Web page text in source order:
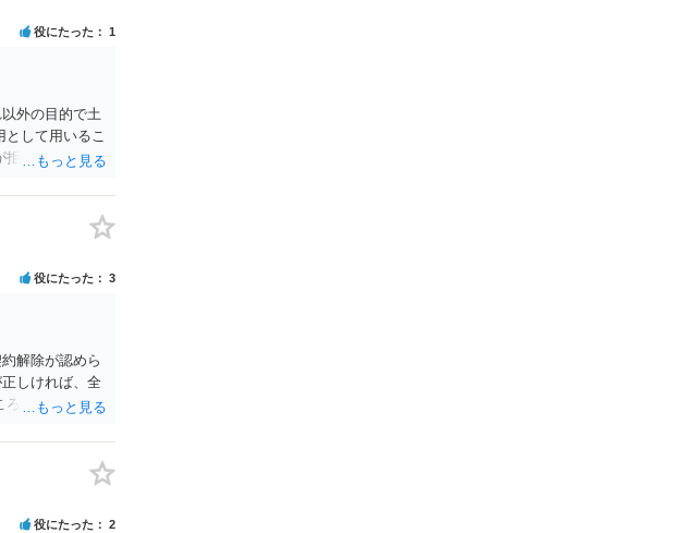
役にたった 1
外の目的で土
して用いるこ
拒んだ場合には
役にたった 3
解除が認めら
しければ、全
ろですが、中身
役にたった 2